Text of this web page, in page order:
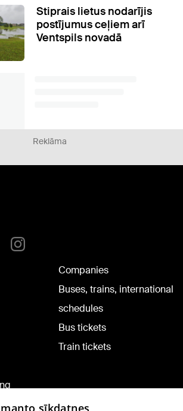
Stiprais lietus nodarījis
postījumus ceļiem arī
Ventspils novadā
Reklāma
Companies
Buses, trains, international
schedules
Bus tickets
Train tickets
sīkdatnes